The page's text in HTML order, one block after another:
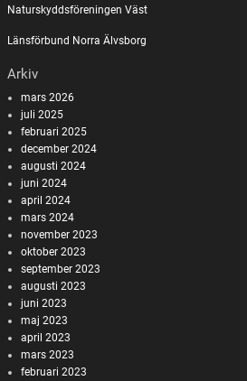
Naturskyddsföreningen Väst
Länsförbund Norra Älvsborg
Arkiv
mars 2026
juli 2025
februari 2025
december 2024
augusti 2024
juni 2024
april 2024
mars 2024
november 2023
oktober 2023
september 2023
augusti 2023
juni 2023
maj 2023
april 2023
mars 2023
februari 2023